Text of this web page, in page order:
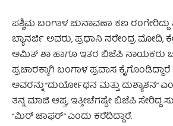
ಪಶ್ಚಿಮ ಬಂಗಾಳ ಚುನಾವಣಾ ಕಣ
ಬ್ಯಾನರ್ಜಿ ಅವರು, ಪ್ರಧಾನಿ ನರೇಂದ್ರ ಮೋದಿ,
ಅಮಿತ್ ಶಾ ಹಾಗೂ ಇತರ ಬಿಜೆಪಿ ನಾಯಕರು
ಪ್ರಚಾರಕ್ಕಾಗಿ ಬಂಗಾಳ ಪ್ರವಾಸ
ಅವರನ್ನು “ದುರ್ಯೋಧನ ಮತ್ತು ದುಶ್ಯಾಶನ”
ತನ್ನ ಮಾಜಿ ಆಪ್ತ, ಇತ್ತೀಚೆಗಷ್ಟೇ ಬಿಜೆಪಿ ಸೇರಿದ್ದ
“ಮಿರ್ ಜಾಫರ್” ಎಂದು ಕರೆದಿದ್ದಾರೆ.